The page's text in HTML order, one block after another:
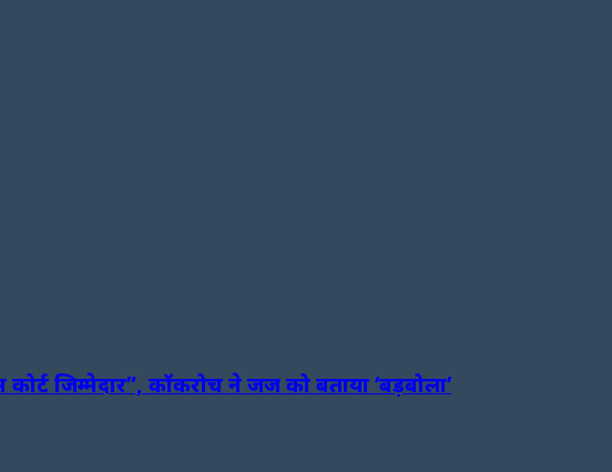
जिम्मेदार”, कॉकरोच ने जज को बताया ‘बड़बोला’